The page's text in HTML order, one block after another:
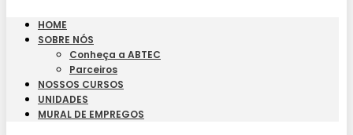
HOME
SOBRE NÓS
Conheça a ABTEC
Parceiros
NOSSOS CURSOS
UNIDADES
MURAL DE EMPREGOS